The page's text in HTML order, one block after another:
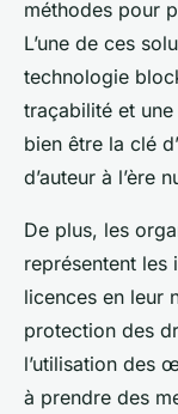
méthodes pour
L’une de ces
technologie
traçabilité et
bien être la clé
d’auteur à l’ère
De plus, les
représentent les
licences en leur
protection des
l’utilisation des
à prendre des